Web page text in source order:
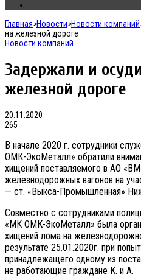
Главная>Новости>Новости компаний
на железной дороге
Новости компаний
Задержали и
железной дороге
20.11.2020
265
В начале 2020 г. сотрудники
ОМК-ЭкоМеталл» обратили
хищений поставляемого в АО
железнодорожных вагонов на
— ст. «Выкса-Промышленная»
Совместно с сотрудниками
«МК ОМК-ЭкоМеталл» была
хищений лома на
результате 25.01.2020г. при
принадлежащего одному из
не работающие граждане К. и А.